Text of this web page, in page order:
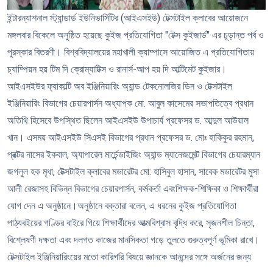
ইন্টারন্যাশনাল স্ট্যান্ডার্ড ইউনিভার্সিটির (আইএসইউ) টেক্সটাইল ক্লাবের আয়োজনে
মঙ্গলবার বিকেলে অনুষ্ঠিত হয়েছে কুইজ প্রতিযোগিতা "টেক্স কুইজার্ড" এর চূড়ান্ত পর্ব ও
পুরস্কার বিতরণী। বিশ্ববিদ্যালয়ের মহাখালী ক্যাম্পাসে আয়োজিত এ প্রতিযোগিতায়
চ্যাম্পিয়ন হয় টিম দি ক্রোম্যাটিক্স ও রানার্স-আপ হয় দি আল্টিমেট কুইজার।
আইএসইউর ফ্যাকাল্টি অব ইঞ্জিনিয়ারিং অ্যান্ড টেকনোলজির ডিন ও টেক্সটাইল
ইঞ্জিনিয়ারিং বিভাগের চেয়ারপার্সন অধ্যাপক মো. আবুল কাসেমের সভাপতিত্বে প্রধান
অতিথি হিসেবে উপস্থিত ছিলেন আইএসইউ উপাচার্য প্রফেসর ড. আব্দুল আউয়াল
খান। এসময় আইএসইউ সিএসই বিভাগের প্রধান প্রফেসর ড. মোঃ হাকিকুর রহমান,
প্রক্টর নাসের ইকবাল, অ্যাপারেল মার্চেন্ডাইজিং অ্যান্ড ম্যানেজমেন্ট বিভাগের চেয়ারম্যান
জগলুল হক মৃধা, টেক্সটাইল ক্লাবের মডারেটর মো: হাসিবুল হাসান, সাবেক মডারেটর মুসা
আলী রেজাসহ বিভিন্ন বিভাগের চেয়ারপার্সন, কর্মকর্তা এবংশিক্ষক-শিক্ষিকা ও শিক্ষার্থীরা
যোগ দেন এ অনুষ্ঠানে। অনুষ্ঠানে বক্তারা বলেন, এ ধরনের কুইজ প্রতিযোগিতা
পাঠ্যবইয়ের গণ্ডির বাইরে গিয়ে শিক্ষার্থীদের আত্মবিশ্বাস বৃদ্ধি করে, সৃজনশীল চিন্তা,
বিশ্লেষণী দক্ষতা এবং দলগত কাজের মানসিকতা গড়ে তুলতে গুরুত্বপূর্ণ ভূমিকা রাখে।
টেক্সটাইল ইঞ্জিনিয়ারিংয়ের মতো কারিগরি বিষয়ে জ্ঞানকে আনন্দের সঙ্গে অর্জনের জন্য